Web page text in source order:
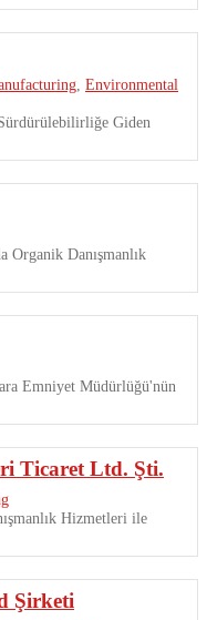
Environmental
Giden
Organik Danışmanlık
Emniyet Müdürlüğü'nün
Ticaret Ltd. Şti.
Hizmetleri ile
Şirketi